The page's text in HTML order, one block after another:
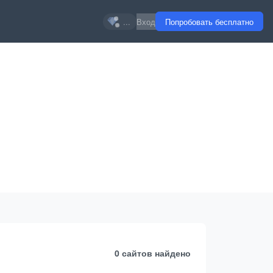
... Вход Попробовать бесплатно
0 сайтов найдено